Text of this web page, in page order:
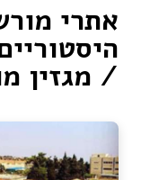
אתרי
/ מגזין